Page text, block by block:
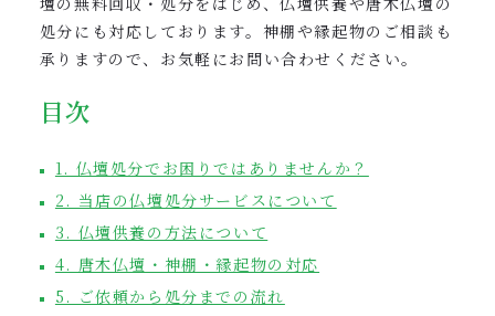
処分にも対応しております。神棚や縁起物のご相談も
承りますので、お気軽にお問い合わせください。
目次
1. 仏壇処分でお困りではありませんか？
2. 当店の仏壇処分サービスについて
3. 仏壇供養の方法について
4. 唐木仏壇・神棚・縁起物の対応
5. ご依頼から処分までの流れ